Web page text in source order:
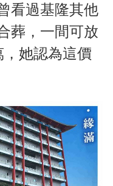
看過基隆其他
葬，一間可放
她認為這價